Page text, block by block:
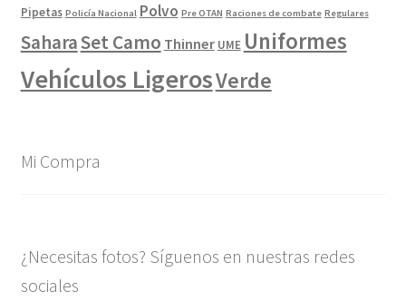
Pipetas Policía Nacional Polvo Pre OTAN Raciones de combate Regulares
SaharaSet Camo Thinner UME Uniformes
Vehículos LigerosVerde
Mi Compra
¿Necesitas fotos? Síguenos en nuestras redes
sociales